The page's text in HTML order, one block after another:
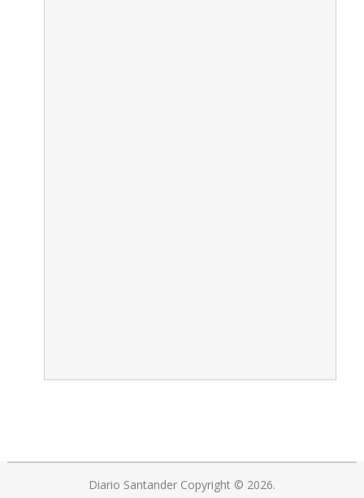
Diario SantanderCopyright © 2026.